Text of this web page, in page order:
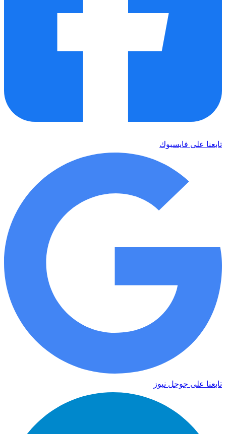
تابعنا على فايسبوك
تابعنا على جوجل نيوز